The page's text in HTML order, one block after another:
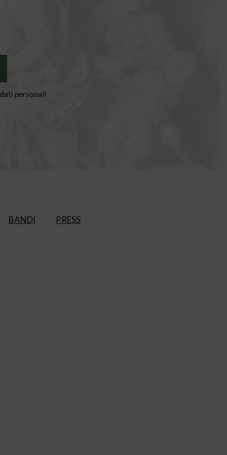
personali
BANDI PRESS